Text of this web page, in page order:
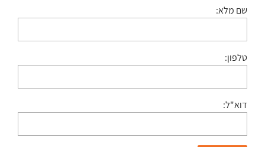
שם מלא:
טלפון:
דוא"ל: